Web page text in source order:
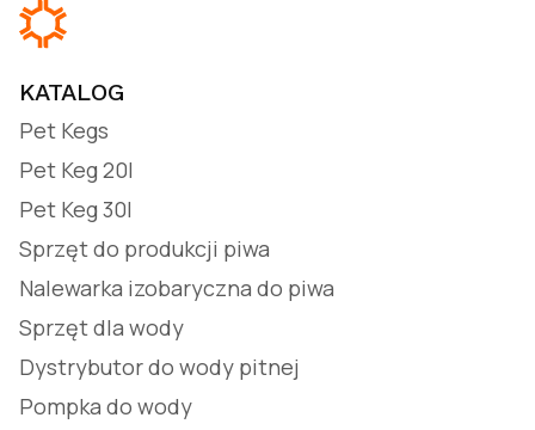
KATALOG
Pet Kegs
Pet Keg 20l
Pet Keg 30l
Sprzęt do produkcji piwa
Nalewarka izobaryczna do piwa
Sprzęt dla wody
Dystrybutor do wody pitnej
Pompka do wody